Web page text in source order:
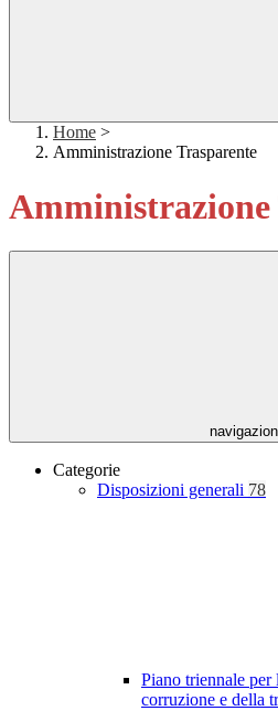
Home >
Amministrazione Trasparente
Amministrazione
Categorie
Disposizioni generali 78
Piano triennale per
corruzione e della